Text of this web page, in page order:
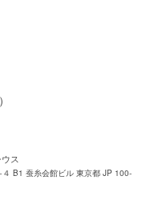
ス
B1 蚕糸会館ビル 東京都 JP 100-